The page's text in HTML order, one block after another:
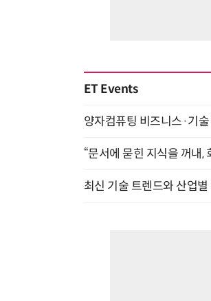
ET Events
양자컴퓨팅 비즈니스·기
“문서에 묻힌 지식을 꺼내
최신 기술 트렌드와 산업